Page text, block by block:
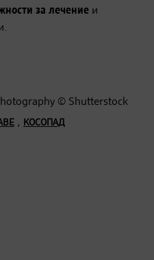
за лечение и
© Shutterstock
, КОСОПАД